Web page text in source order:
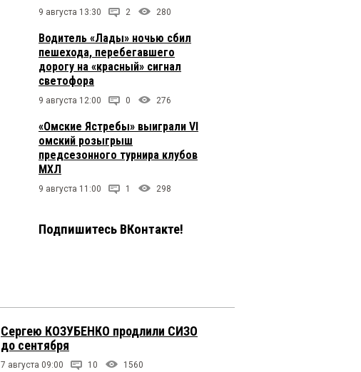
9 августа 13:30 2 280
Водитель «Лады» ночью сбил
пешехода, перебегавшего
дорогу на «красный» сигнал
светофора
9 августа 12:00 0 276
«Омские Ястребы» выиграли VI
омский розыгрыш
предсезонного турнира клубов
МХЛ
9 августа 11:00 1 298
Подпишитесь ВКонтакте!
Сергею КОЗУБЕНКО продлили СИЗО
до сентября
7 августа 09:00 10 1560